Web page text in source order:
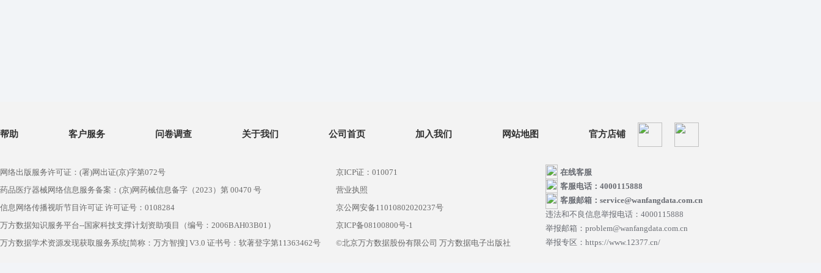
帮助 客户服务 问卷调查 关于我们 公司首页 加入我们 网站地图 官方店铺
网络出版服务许可证：(署)网出证(京)字第072号
药品医疗器械网络信息服务备案：(京)网药械信息备字（2023）第 00470 号
信息网络传播视听节目许可证 许可证号：0108284
万方数据知识服务平台--国家科技支撑计划资助项目（编号：2006BAH03B01）
万方数据学术资源发现获取服务系统[简称：万方智搜] V3.0 证书号：软著登字第11363462号
京ICP证：010071
营业执照
京公网安备11010802020237号
京ICP备08100800号-1
©北京万方数据股份有限公司 万方数据电子出版社
在线客服
客服电话：4000115888
客服邮箱：service@wanfangdata.com.cn
违法和不良信息举报电话：4000115888
举报邮箱：problem@wanfangdata.com.cn
举报专区：https://www.12377.cn/